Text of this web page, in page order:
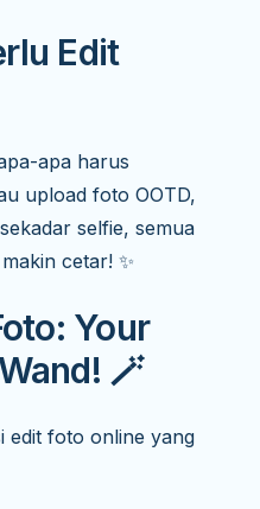
Edit
apa harus
upload foto OOTD,
selfie, semua
cetar! ✨
Your
🪄
edit foto online yang